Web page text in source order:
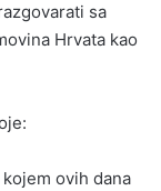
sa
Hrvata kao
ovih dana